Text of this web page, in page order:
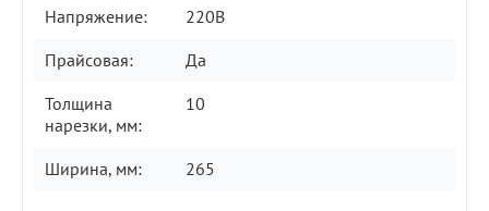
Напряжение:
220В
Прайсовая:
Дa
Толщина
нарезки, мм:
10
Ширина, мм: 265